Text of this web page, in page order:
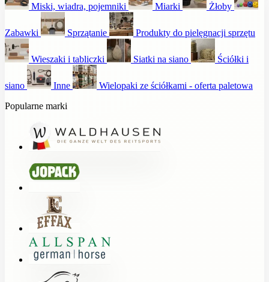
Miski, wiadra, pojemniki Miarki Żłoby
Zabawki Sprzątanie Produkty do pielęgnacji sprzętu
Wieszaki i tabliczki Siatki na siano Ściółki i
siano Inne
Wielopaki ze ściółkami - oferta paletowa
Popularne marki